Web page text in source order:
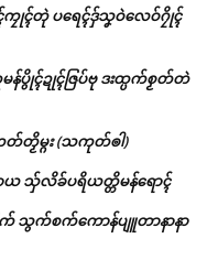
ၚ်တုဲ ပရေၚ်ဒှ်သၞဝဲလေဝ်ဂၠိုၚ်
န်ပွိုၚ်ဍုၚ်ဇြပ်ဗု ဒးထ္ပက်စၟတ်တဲ
တၟိမ္ဂး (သကုတ်ၜါ)
သှ်လိခ်ပရိယတ္တိမန်ရောၚ်
က် သွက်စက်ကောန်ပျူတာနာနာ